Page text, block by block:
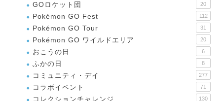
GOロケット団 20
Pokémon GO Fest 112
Pokémon GO Tour 31
Pokémon GO ワイルドエリア 20
おこうの日 6
ふかの日 8
コミュニティ・デイ 277
コラボイベント 71
コレクションチャレンジ 130